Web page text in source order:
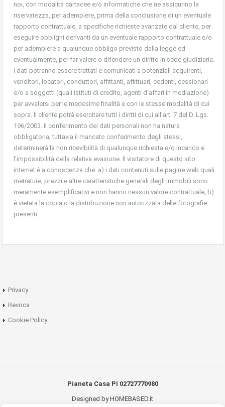
noi, con modalità cartacee e/o informatiche che ne assicurino la
riservatezza, per adempiere, prima della conclusione di un eventuale
rapporto contrattuale, a specifiche richieste avanzate dal cliente, per
eseguire obblighi derivanti da un eventuale rapporto contrattuale e/o
per adempiere a qualunque obbligo previsto dalla legge ed
eventualmente, per far valere o difendere un diritto in sede giudiziaria.
I dati potranno essere trattati e comunicati a potenziali acquirenti,
venditori, locatori, conduttori, affittanti, affittuari, cedenti, cessionari
e/o a soggetti (quali istituti di credito, agenti d'affari in mediazione)
per avvalersi per le medesime finalità e con le stesse modalità di cui
sopra. Il cliente potrà esercitare tutti i diritti di cui all'art. 7 del D. Lgs.
196/2003. Il conferimento dei dati personali non ha natura
obbligatoria; tuttavia il mancato conferimento degli stessi,
determinerà la non ricevibilità di qualunque richiesta e/o incarico e
l'impossibilità della relativa evasione. Il visitatore di questo sito
internet è a conoscenza che: a) i dati contenuti sulle pagine web quali
metrature, prezzi e altre caratteristiche generali degli immobili sono
meramente esemplificativi e non hanno nessun valore contrattuale; b)
è vietata la copia o la distribuzione non autorizzata delle fotografie
presenti.
Privacy
Revoca
Cookie Policy
Pianeta Casa PI 02727770980
Designed by HOMEBASED.it